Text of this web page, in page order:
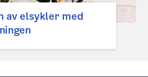
av elsykler med